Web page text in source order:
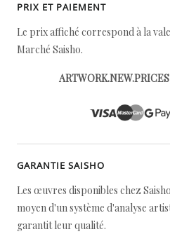
PRIX ET PAIEMENT
Le prix affiché correspond à la
Marché Saisho.
GARANTIE SAISHO
Les œuvres disponibles chez
moyen d'un système d'analyse
garantit leur qualité.